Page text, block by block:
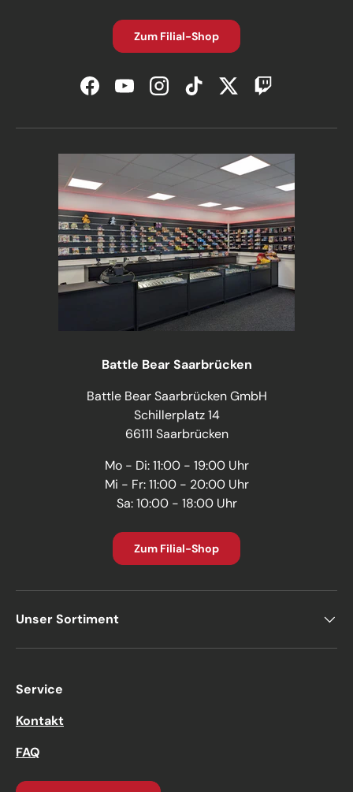
Zum Filial-Shop
FacebookYouTubeInstagramTikTokTwitterTwitch
Battle Bear Saarbrücken
Battle Bear Saarbrücken GmbH
Schillerplatz 14
66111 Saarbrücken
Mo - Di: 11:00 - 19:00 Uhr
Mi - Fr: 11:00 - 20:00 Uhr
Sa: 10:00 - 18:00 Uhr
Zum Filial-Shop
Unser Sortiment
Service
Kontakt
FAQ